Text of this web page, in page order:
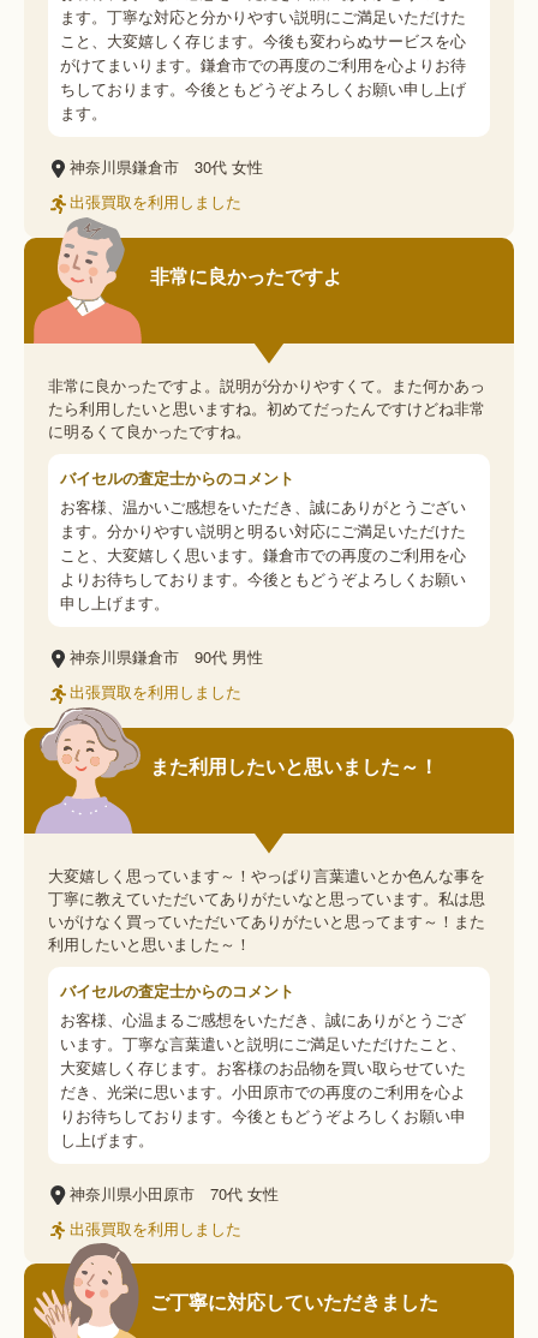
ます。丁寧な対応と分かりやすい説明にご満足いただけた
こと、大変嬉しく存じます。今後も変わらぬサービスを心
がけてまいります。鎌倉市での再度のご利用を心よりお待
ちしております。今後ともどうぞよろしくお願い申し上げ
ます。
神奈川県鎌倉市 30代 女性
出張買取を利用しました
非常に良かったですよ
非常に良かったですよ。説明が分かりやすくて。また何かあっ
たら利用したいと思いますね。初めてだったんですけどね非常
に明るくて良かったですね。
バイセルの査定士からのコメント
お客様、温かいご感想をいただき、誠にありがとうござい
ます。分かりやすい説明と明るい対応にご満足いただけた
こと、大変嬉しく思います。鎌倉市での再度のご利用を心
よりお待ちしております。今後ともどうぞよろしくお願い
申し上げます。
神奈川県鎌倉市 90代 男性
出張買取を利用しました
また利用したいと思いました～！
大変嬉しく思っています～！やっぱり言葉遣いとか色んな事を
丁寧に教えていただいてありがたいなと思っています。私は思
いがけなく買っていただいてありがたいと思ってます～！また
利用したいと思いました～！
バイセルの査定士からのコメント
お客様、心温まるご感想をいただき、誠にありがとうござ
います。丁寧な言葉遣いと説明にご満足いただけたこと、
大変嬉しく存じます。お客様のお品物を買い取らせていた
だき、光栄に思います。小田原市での再度のご利用を心よ
りお待ちしております。今後ともどうぞよろしくお願い申
し上げます。
神奈川県小田原市 70代 女性
出張買取を利用しました
ご丁寧に対応していただきました